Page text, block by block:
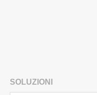
SOLUZIONI